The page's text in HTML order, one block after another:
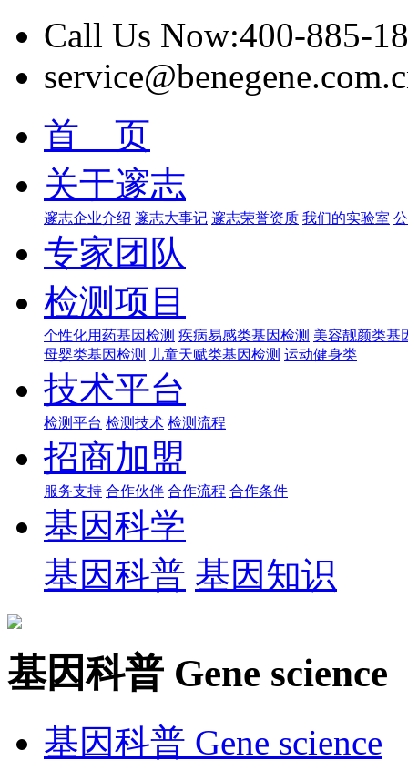
Call Us Now:400-885-
首 页
关于邃志
邃志企业介绍 邃志大事记 邃志荣誉资质 我们的实验室
专家团队
检测项目
个性化用药基因检测 疾病易感类基因检测 美容靓颜类基
母婴类基因检测
儿童天赋类基因检测 运动健身类
技术平台
检测平台 检测技术 检测流程
招商加盟
服务支持 合作伙伴 合作流程 合作条件
基因科学
基因科普 基因知识
基因科普 Gene science
基因科普 Gene science